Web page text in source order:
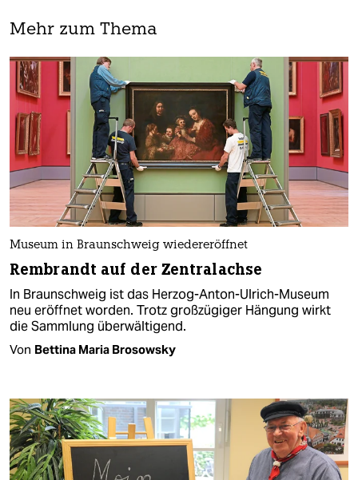
Mehr zum Thema
Museum in Braunschweig wiedereröffnet
Rembrandt auf der Zentralachse
In Braunschweig ist das Herzog-Anton-Ulrich-Museum
neu eröffnet worden. Trotz großzügiger Hängung wirkt
die Sammlung überwältigend.
Von Bettina Maria Brosowsky